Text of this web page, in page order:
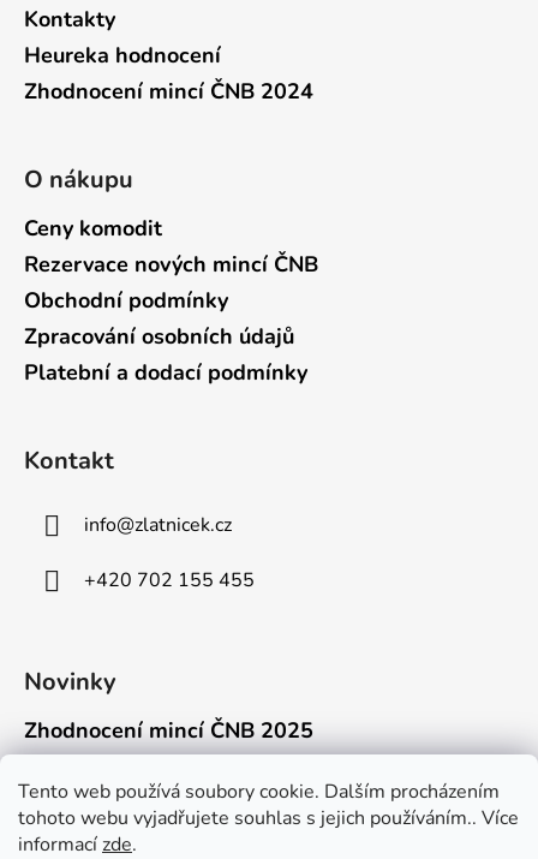
Tento web používá soubory cookie. Dalším procházením
tohoto webu vyjadřujete souhlas s jejich používáním.. Více
informacízde.
Kontakty
Heureka hodnocení
Zhodnocení mincí ČNB 2024
O nákupu
Ceny komodit
Rezervace nových mincí ČNB
Obchodní podmínky
Zpracování osobních údajů
Platební a dodací podmínky
Kontakt
info@zlatnicek.cz
+420 702 155 455
Novinky
Zhodnocení mincí ČNB 2025
Připravili jsme pro vás jednoduchý a př...
Mýty o přepravě zlatých mincí mimo EU